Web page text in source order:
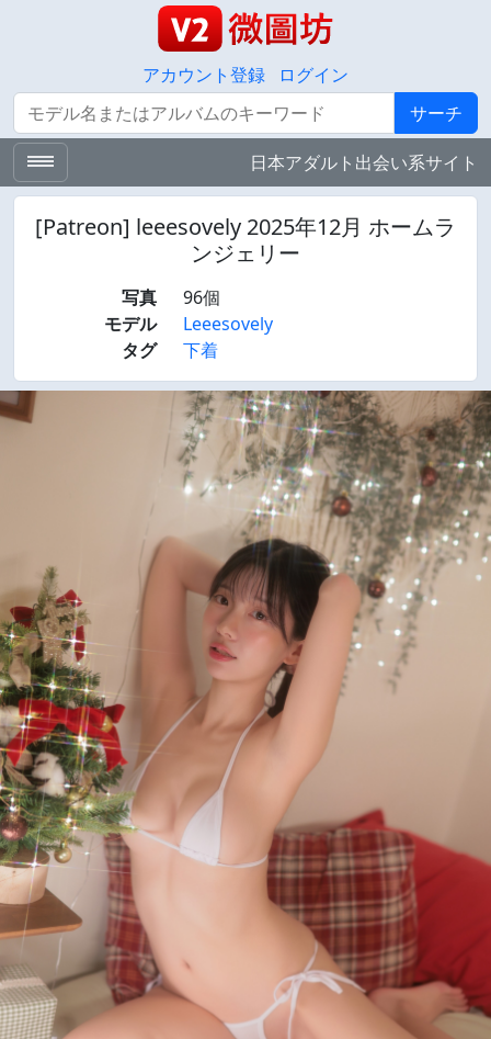
アカウント登録
ログイン
サーチ
サーチ
日本アダルト出会い系サイト
[Patreon] leeesovely 2025年12月 ホームラ
ンジェリー
写真
96個
モデル
Leeesovely
タグ
下着